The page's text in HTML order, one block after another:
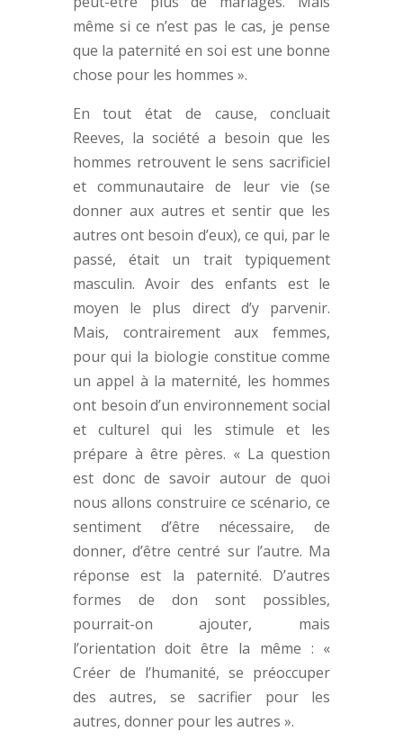
même si ce n’est pas le cas, je pense
que la paternité en soi est une bonne
chose pour les hommes ».
En tout état de cause, concluait
Reeves, la société a besoin que les
hommes retrouvent le sens sacrificiel
et communautaire de leur vie (se
donner aux autres et sentir que les
autres ont besoin d’eux), ce qui, par le
passé, était un trait typiquement
masculin. Avoir des enfants est le
moyen le plus direct d’y parvenir.
Mais, contrairement aux femmes,
pour qui la biologie constitue comme
un appel à la maternité, les hommes
ont besoin d’un environnement social
et culturel qui les stimule et les
prépare à être pères. « La question
est donc de savoir autour de quoi
nous allons construire ce scénario, ce
sentiment d’être nécessaire, de
donner, d’être centré sur l’autre. Ma
réponse est la paternité. D’autres
formes de don sont possibles,
pourrait-on ajouter, mais
l’orientation doit être la même : «
Créer de l’humanité, se préoccuper
des autres, se sacrifier pour les
autres, donner pour les autres ».